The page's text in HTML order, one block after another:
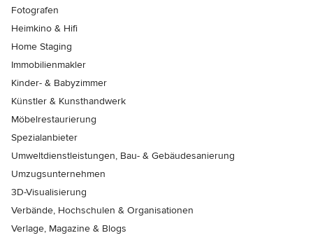
Fotografen
Heimkino & Hifi
Home Staging
Immobilienmakler
Kinder- & Babyzimmer
Künstler & Kunsthandwerk
Möbelrestaurierung
Spezialanbieter
Umweltdienstleistungen, Bau- & Gebäudesanierung
Umzugsunternehmen
3D-Visualisierung
Verbände, Hochschulen & Organisationen
Verlage, Magazine & Blogs